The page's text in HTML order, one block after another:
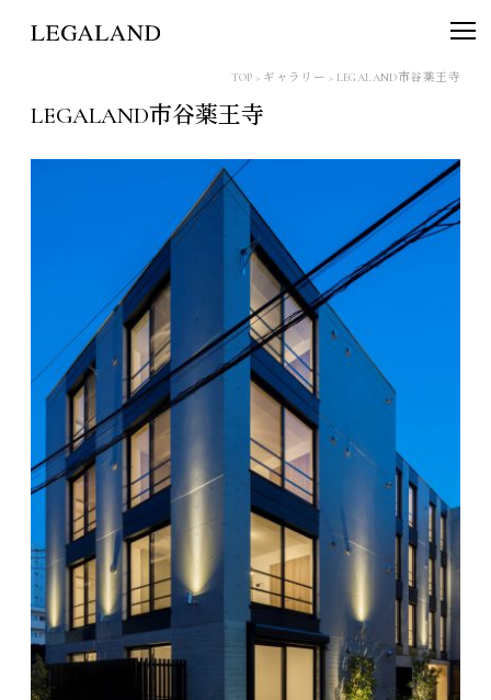
TOP > ギャラリー > LEGALAND市谷薬王寺
LEGALAND市谷薬王寺